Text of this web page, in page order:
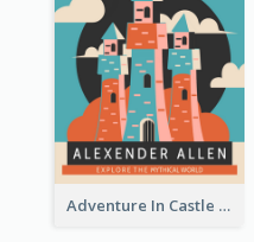
Adventure In Castle Book Cover